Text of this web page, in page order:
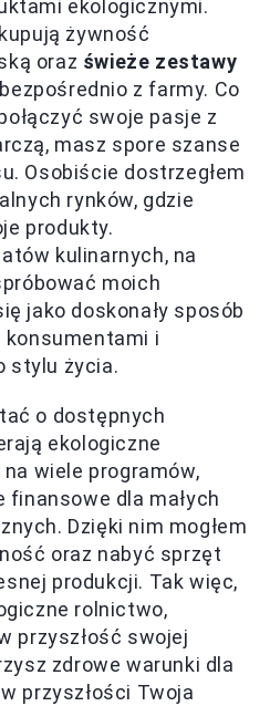
ekologicznymi.
żywność
oraz świeże zestawy
bezpośrednio z farmy. Co
swoje pasje z
masz spore szanse
Osobiście dostrzegłem
rynków, gdzie
produkty.
kulinarnych, na
moich
jako doskonały sposób
konsumentami i
stylu życia.
o dostępnych
ekologiczne
wiele programów,
dla małych
Dzięki nim mogłem
oraz nabyć sprzęt
produkcji. Tak więc,
rolnictwo,
przyszłość swojej
zdrowe warunki dla
przyszłości Twoja